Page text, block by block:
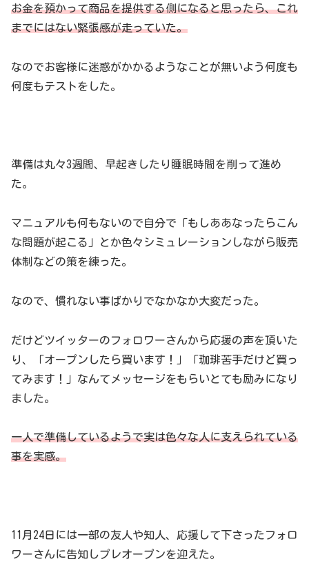
お金を預かって商品を提供する側になると思ったら、これ
までにはない緊張感が走っていた。
なのでお客様に迷惑がかかるようなことが無いよう何度も
何度もテストをした。
準備は丸々3週間、早起きしたり睡眠時間を削って進め
た。
マニュアルも何もないので自分で「もしああなったらこん
な問題が起こる」とか色々シミュレーションしながら販売
体制などの策を練った。
なので、慣れない事ばかりでなかなか大変だった。
だけどツイッターのフォロワーさんから応援の声を頂いた
り、「オープンしたら買います！」「珈琲苦手だけど買っ
てみます！」なんてメッセージをもらいとても励みになり
ました。
一人で準備しているようで実は色々な人に支えられている
事を実感。
11月24日には一部の友人や知人、応援して下さったフォロ
ワーさんに告知しプレオープンを迎えた。